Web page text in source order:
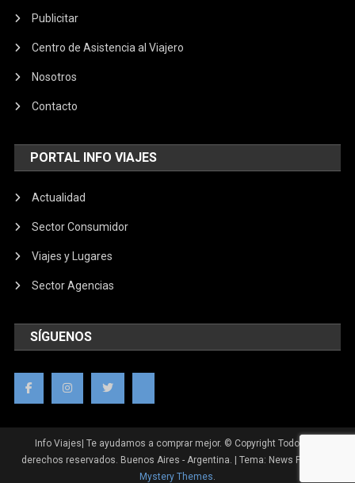
Publicitar
Centro de Asistencia al Viajero
Nosotros
Contacto
PORTAL INFO VIAJES
Actualidad
Sector Consumidor
Viajes y Lugares
Sector Agencias
SÍGUENOS
Info Viajes| Te ayudamos a comprar mejor. © Copyright Todos los
derechos reservados. Buenos Aires - Argentina. | Tema: News Portal de
Mystery Themes